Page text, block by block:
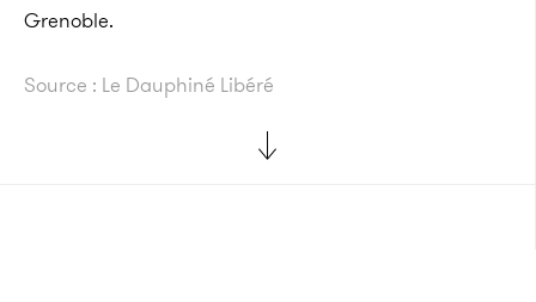
Grenoble.
Source : Le Dauphiné Libéré